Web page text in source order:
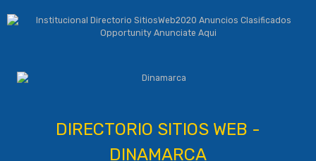
DIRECTORIO SITIOS WEB -
DINAMARCA